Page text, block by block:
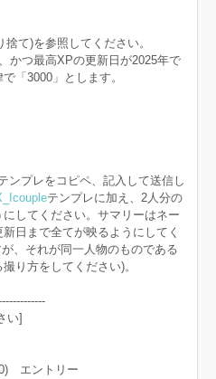
て)を参照してください。
かつ最高XPの更新日が2025年で
「3000」とします。
ンプレをコピペ、記入して送信し
テンプレに加え、2人分の
してください。サマリーはネー
日まで全てが映るようにしてく
、それが同一人物のものである
り方をしてください)。
い]
エントリー